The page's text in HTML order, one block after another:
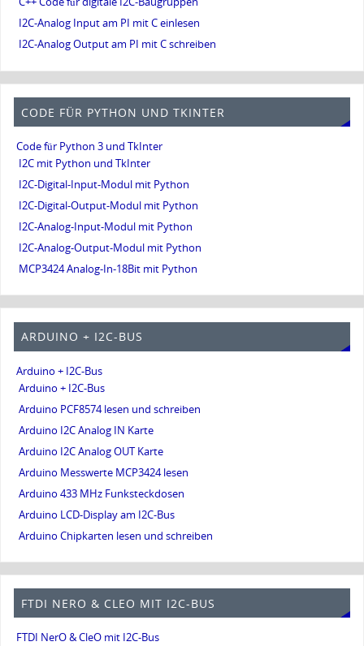
I2C-Analog Input am PI mit C einlesen
I2C-Analog Output am PI mit C schreiben
CODE FÜR PYTHON UND TKINTER
Code für Python 3 und TkInter
I2C mit Python und TkInter
I2C-Digital-Input-Modul mit Python
I2C-Digital-Output-Modul mit Python
I2C-Analog-Input-Modul mit Python
I2C-Analog-Output-Modul mit Python
MCP3424 Analog-In-18Bit mit Python
ARDUINO + I2C-BUS
Arduino + I2C-Bus
Arduino + I2C-Bus
Arduino PCF8574 lesen und schreiben
Arduino I2C Analog IN Karte
Arduino I2C Analog OUT Karte
Arduino Messwerte MCP3424 lesen
Arduino 433 MHz Funksteckdosen
Arduino LCD-Display am I2C-Bus
Arduino Chipkarten lesen und schreiben
FTDI NERO & CLEO MIT I2C-BUS
FTDI NerO & CleO mit I2C-Bus